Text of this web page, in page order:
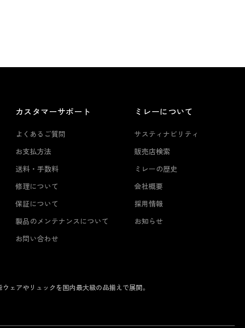
カスタマーサポート
よくあるご質問
お支払方法
送料・手数料
修理について
保証について
製品のメンテナンスについて
お問い合わせ
ミレーについて
サスティナビリティ
販売店検索
ミレーの歴史
会社概要
採用情報
お知らせ
ェアやリュックを国内最大級の品揃えで展開。